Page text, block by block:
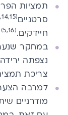
תמציות
סרטניים(4,14,15)
חיידקים.(5,16)
במחקר
נצפתה
צריכת
למרבה
מודרניים